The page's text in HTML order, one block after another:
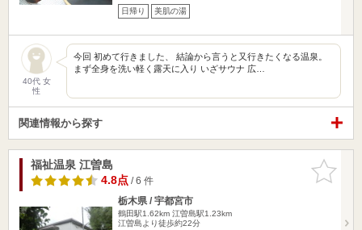
日帰り 美肌の湯
40代 女
性
今回 初めて行きました、 結論から言うと又行きたくなる温泉。
まず全身を洗い軽く露天に入り いざサウナ 広…
関連情報から探す
お気に入
りに追加
福祉温泉 江曽島
4.8点/ 6 件
栃木県 / 宇都宮市
鶴田駅1.62km 江曽島駅1.23km
江曽島より徒歩約22分